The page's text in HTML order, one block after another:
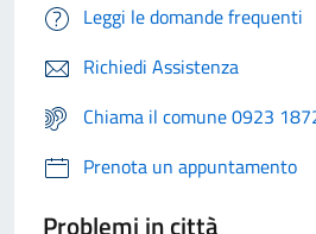
Leggi le domande frequenti
Richiedi Assistenza
Chiama il comune 0923
Prenota un appuntamento
Problemi in città